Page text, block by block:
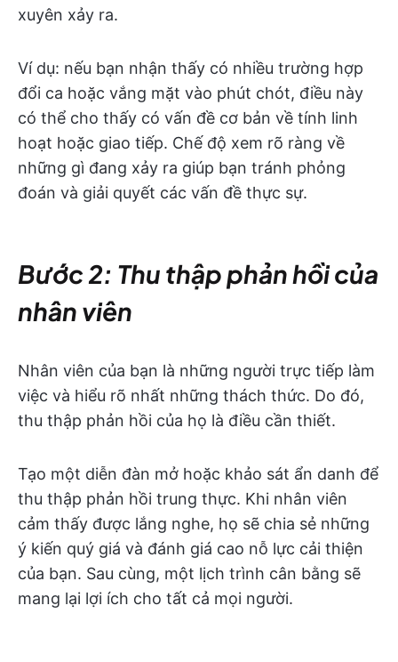
xuyên xảy ra.
Ví dụ: nếu bạn nhận thấy có nhiều trường hợp
đổi ca hoặc vắng mặt vào phút chót, điều này
có thể cho thấy có vấn đề cơ bản về tính linh
hoạt hoặc giao tiếp. Chế độ xem rõ ràng về
những gì đang xảy ra giúp bạn tránh phỏng
đoán và giải quyết các vấn đề thực sự.
Bước 2: Thu thập phản hồi của
nhân viên
Nhân viên của bạn là những người trực tiếp làm
việc và hiểu rõ nhất những thách thức. Do đó,
thu thập phản hồi của họ là điều cần thiết.
Tạo một diễn đàn mở hoặc khảo sát ẩn danh để
thu thập phản hồi trung thực. Khi nhân viên
cảm thấy được lắng nghe, họ sẽ chia sẻ những
ý kiến quý giá và đánh giá cao nỗ lực cải thiện
của bạn. Sau cùng, một lịch trình cân bằng sẽ
mang lại lợi ích cho tất cả mọi người.